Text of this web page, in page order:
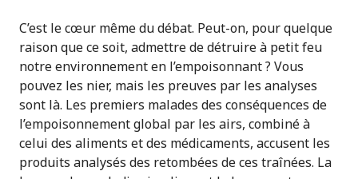
C’est le cœur même du débat. Peut-on, pour quelque
raison que ce soit, admettre de détruire à petit feu
notre environnement en l’empoisonnant ? Vous
pouvez les nier, mais les preuves par les analyses
sont là. Les premiers malades des conséquences de
l’empoisonnement global par les airs, combiné à
celui des aliments et des médicaments, accusent les
produits analysés des retombées de ces traînées. La